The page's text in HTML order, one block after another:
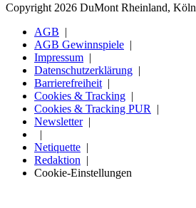
Copyright 2026 DuMont Rheinland, Köln
AGB
AGB Gewinnspiele
Impressum
Datenschutzerklärung
Barrierefreiheit
Cookies & Tracking
Cookies & Tracking PUR
Newsletter
Netiquette
Redaktion
Cookie-Einstellungen